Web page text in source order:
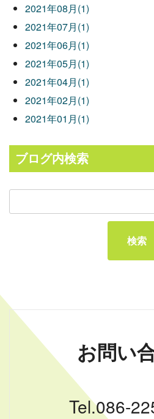
2021年08月(1)
2021年07月(1)
2021年06月(1)
2021年05月(1)
2021年04月(1)
2021年02月(1)
2021年01月(1)
ブログ内検索
お問い
Tel.086-